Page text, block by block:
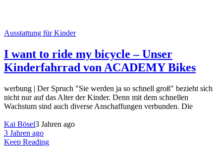
Ausstattung für Kinder
I want to ride my bicycle – Unser
Kinderfahrrad von ACADEMY Bikes
werbung | Der Spruch "Sie werden ja so schnell groß" bezieht sich
nicht nur auf das Alter der Kinder. Denn mit dem schnellen
Wachstum sind auch diverse Anschaffungen verbunden. Die
Kai Bösel3 Jahren ago
3 Jahren ago
Keep Reading